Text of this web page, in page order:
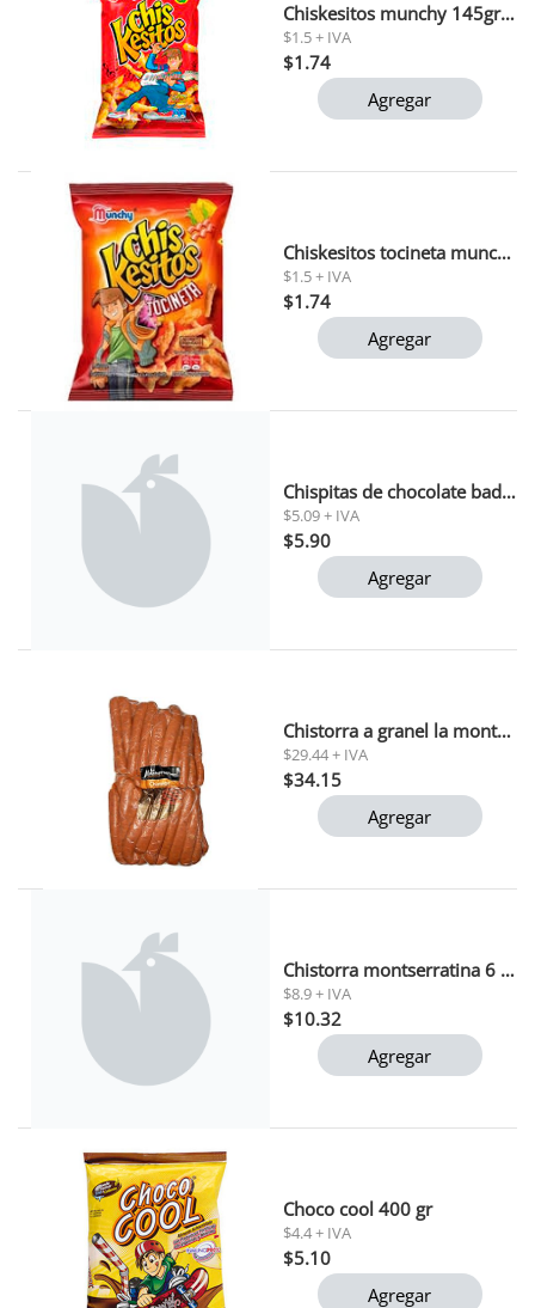
Chiskesitos munchy 145gr 1x20
$1.5 + IVA
$1.74
Agregar
Chiskesitos tocineta munchy 145gr
$1.5 + IVA
$1.74
Agregar
Chispitas de chocolate badia 85.1 g
$5.09 + IVA
$5.90
Agregar
Chistorra a granel la montserratina x kg
$29.44 + IVA
$34.15
Agregar
Chistorra montserratina 6 und
$8.9 + IVA
$10.32
Agregar
Choco cool 400 gr
$4.4 + IVA
$5.10
Agregar